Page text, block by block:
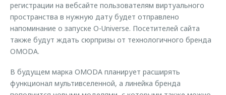
Калькулятор трейд-ин
Одежда и сувениры
Оригинальные аксессуары
Запчасти
регистрации на вебсайте пользователям виртуального
пространства в нужную дату будет отправлено
напоминание о запуске O-Universe. Посетителей сайта
также будут ждать сюрпризы от технологичного бренда
OMODA.
В будущем марка OMODA планирует расширять
функционал мультивселенной, а линейка бренда